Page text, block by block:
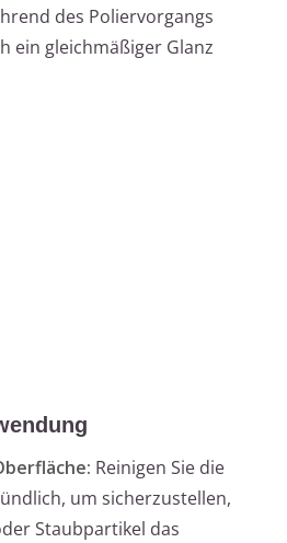
des Poliervorgangs
ein gleichmäßiger Glanz
Reinigen Sie die
um sicherzustellen,
Staubpartikel das